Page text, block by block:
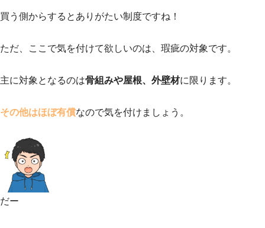
買う側からするとありがたい制度ですね！
ただ、ここで気を付けて欲しいのは、瑕疵の対象です。
主に対象となるのは骨組みや屋根、外壁材に限ります。
その他はほぼ有償なので気を付けましょう。
だー